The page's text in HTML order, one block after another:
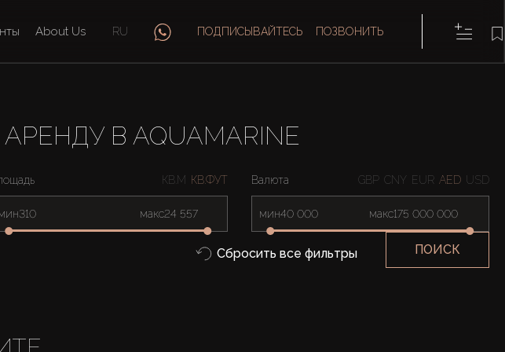
About Us RU ПОДПИСЫВАЙТЕСЬ ПОЗВОНИТЬ
В AQUAMARINE
КВ.М КВ.ФУТ
макс
Валюта GBP CNY EUR AED USD
мин макс
Сбросить все фильтры ПОИСК